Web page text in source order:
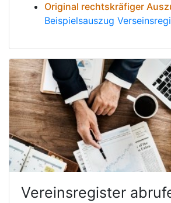
Original rechtskräfiger
Beispielsauszug
Vereinsregister